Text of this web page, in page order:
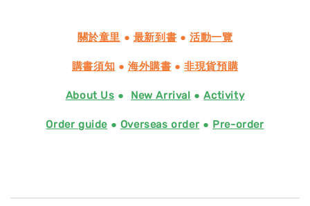
關於童里 ● 最新到書 ●活動一覽
購書須知 ● 海外購書 ●非現貨預購
About Us ● New Arrival ●Activity
Order guide ● Overseas order● Pre-order